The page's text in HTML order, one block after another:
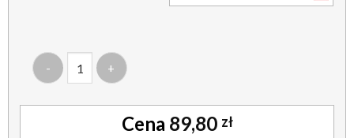
ilość roleta mini - żakardowa - natura - żółty
89,80 zł